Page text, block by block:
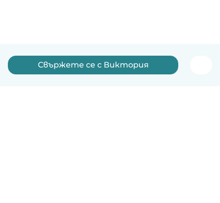
Свържете се с Виктория